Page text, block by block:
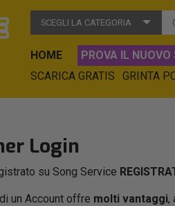
SCEGLI LA CATEGORIA
HOME PROVA IL NUOVO
SCARICA GRATIS
GRINTA
Login
su Song Service
un Account offre molti vantaggi,